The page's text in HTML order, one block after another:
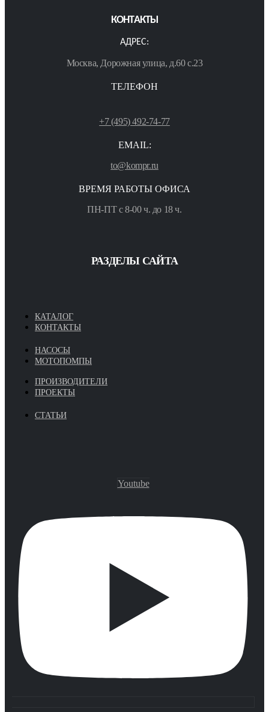
КОНТАКТЫ
АДРЕС:
Москва, Дорожная улица, д.60 с.23
ТЕЛЕФОН
+7 (495) 492-74-77
EMAIL:
to@kompr.ru
ВРЕМЯ РАБОТЫ ОФИСА
ПН-ПТ с 8-00 ч. до 18 ч.
РАЗДЕЛЫ САЙТА
КАТАЛОГ
КОНТАКТЫ
НАСОСЫ
МОТОПОМПЫ
ПРОИЗВОДИТЕЛИ
ПРОЕКТЫ
СТАТЬИ
Youtube